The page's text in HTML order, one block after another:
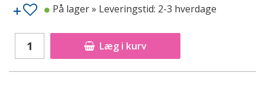
Læg i kurv
På lager» Leveringstid: 2-3 hverdage